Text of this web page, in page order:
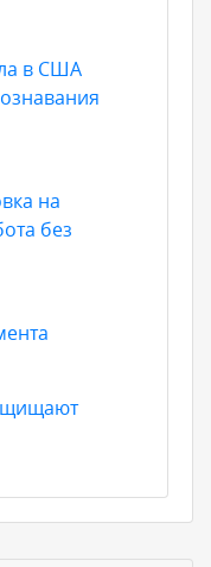
в США
на
без